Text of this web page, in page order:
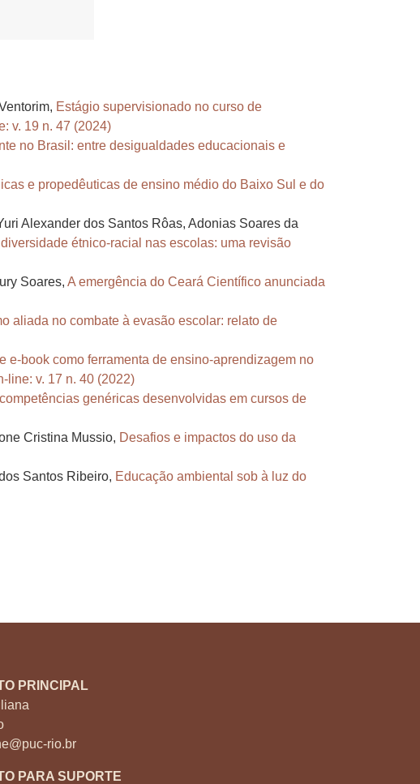
Estágio supervisionado no curso de
v. 19 n. 47 (2024)
no Brasil: entre desigualdades educacionais e
e propedêuticas de ensino médio do Baixo Sul e do
Alexander dos Santos Rôas, Adonias Soares da
étnico-racial nas escolas: uma revisão
Soares, A emergência do Ceará Científico anunciada
aliada no combate à evasão escolar: relato de
e-book como ferramenta de ensino-aprendizagem no
line: v. 17 n. 40 (2022)
genéricas desenvolvidas em cursos de
Cristina Mussio, Desafios e impactos do uso da
Santos Ribeiro, Educação ambiental sob à luz do
PRINCIPAL
rio.br
PARA SUPORTE